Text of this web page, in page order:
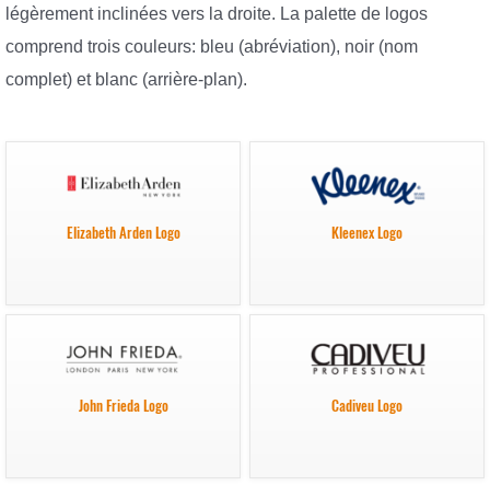
légèrement inclinées vers la droite. La palette de logos
comprend trois couleurs: bleu (abréviation), noir (nom
complet) et blanc (arrière-plan).
Elizabeth Arden Logo Kleenex Logo
John Frieda Logo Cadiveu Logo